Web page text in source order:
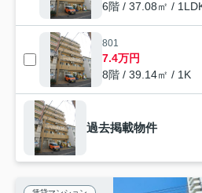
6階 / 37.08㎡ /
801
7.4万円
8階 / 39.14㎡ / 1K
過去掲載物件